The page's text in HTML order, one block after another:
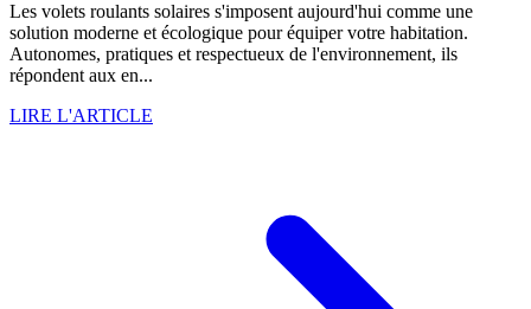
Les volets roulants solaires s'imposent aujourd'hui comme une
solution moderne et écologique pour équiper votre habitation.
Autonomes, pratiques et respectueux de l'environnement, ils
répondent aux en...
LIRE L'ARTICLE